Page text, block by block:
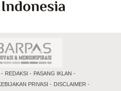
REDAKSI
PASANG IKLAN
PRIVASI
DISCLAIMER